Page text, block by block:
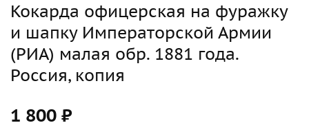
Кокарда офицерская на фуражку
и шапку Императорской Армии
(РИА) малая обр. 1881 года.
Россия, копия
1 800 ₽